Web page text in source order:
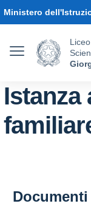
Ministero
Istanza
Documenti